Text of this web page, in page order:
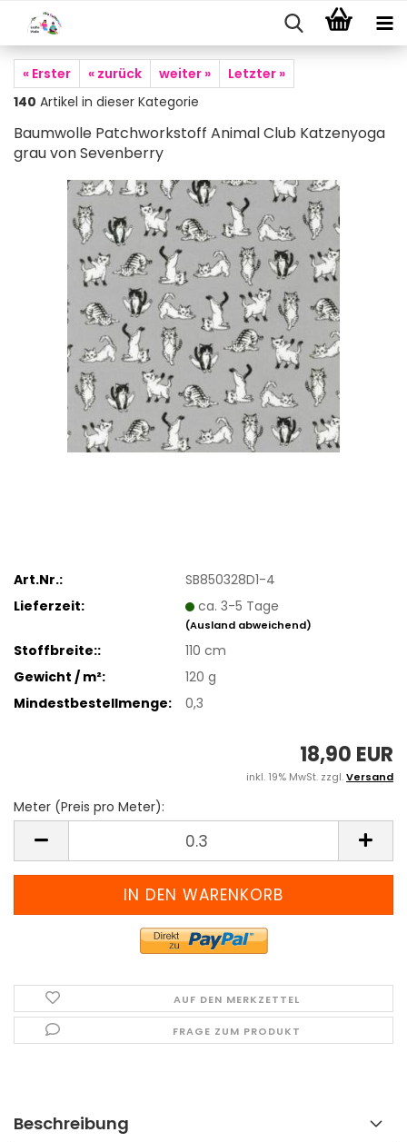
« Erster « zurück weiter »
Letzter »
140 Artikel in dieser Kategorie
Baumwolle Patchworkstoff Animal Club Katzenyoga
grau von Sevenberry
Art.Nr.:
SB850328D1-4
Lieferzeit:
ca. 3-5 Tage
(Ausland abweichend)
Stoffbreite::
110 cm
Gewicht / m²:
120 g
Mindestbestellmenge:
0,3
18,90 EUR
inkl. 19% MwSt. zzgl.Versand
Meter (Preis pro Meter):
(Preis
pro
AUF DEN MERKZETTEL
FRAGE ZUM PRODUKT
Beschreibung